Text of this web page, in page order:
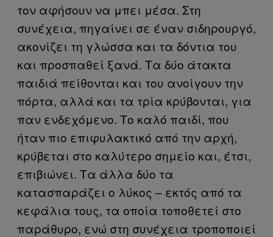
τον αφήσουν να μπει μέσα. Στη
συνέχεια, πηγαίνει σε έναν σιδηρουργό,
ακονίζει τη γλώσσα και τα δόντια του
και προσπαθεί ξανά. Τα δύο άτακτα
παιδιά πείθονται και του ανοίγουν την
πόρτα, αλλά και τα τρία κρύβονται, για
παν ενδεχόμενο. Το καλό παιδί, που
ήταν πιο επιφυλακτικό από την αρχή,
κρύβεται στο καλύτερο σημείο και, έτσι,
επιβιώνει. Τα άλλα δύο τα
κατασπαράζει ο λύκος – εκτός από τα
κεφάλια τους, τα οποία τοποθετεί στο
παράθυρο, ενώ στη συνέχεια τροποποιεί